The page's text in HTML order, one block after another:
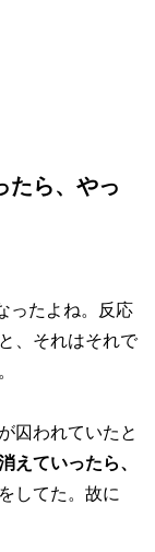
たら、やっ
ったよね。反応
、それはそれで
囚われていたと
えていったら、
してた。故に